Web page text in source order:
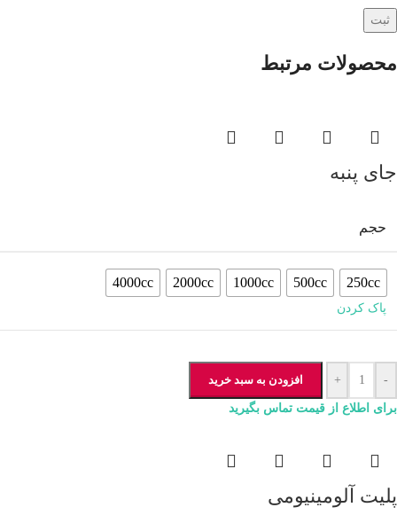
محصولات مرتبط
جای پنبه
حجم
250cc
500cc
1000cc
2000cc
4000cc
پاک کردن
-
+ افزودن به سبد خرید
برای اطلاع از قیمت تماس بگیرید
پلیت آلومینیومی